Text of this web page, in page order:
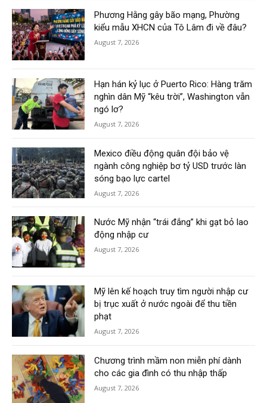
Phương Hằng gây bão mạng, Phường
kiểu mẫu XHCN của Tô Lâm đi về đâu?
August 7, 2026
Hạn hán kỷ lục ở Puerto Rico: Hàng trăm
nghìn dân Mỹ “kêu trời”, Washington vẫn
ngó lơ?
August 7, 2026
Mexico điều động quân đội bảo vệ
ngành công nghiệp bơ tỷ USD trước làn
sóng bạo lực cartel
August 7, 2026
Nước Mỹ nhận “trái đắng” khi gạt bỏ lao
động nhập cư
August 7, 2026
Mỹ lên kế hoạch truy tìm người nhập cư
bị trục xuất ở nước ngoài để thu tiền
phạt
August 7, 2026
Chương trình mầm non miễn phí dành
cho các gia đình có thu nhập thấp
August 7, 2026